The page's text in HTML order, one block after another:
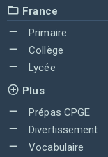
France
Primaire
Collège
Lycée
Plus
Prépas CPGE
Divertissement
Vocabulaire